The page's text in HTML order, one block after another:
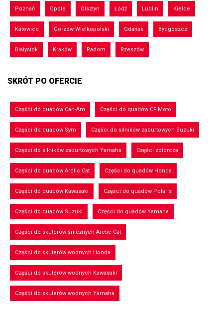
Poznań Opole Olsztyn Łódź Lublin Kielce
Katowice Gorzów Wielkopolski Gdańsk Bydgoszcz
Białystok Kraków Radom Rzeszów
SKRÓT PO OFERCIE
Części do quadów Can-Am Części do quadów CF Moto
Części do quadów Sym Części do silników zaburtowych Suzuki
Części do silników zaburtowych Yamaha Części zbiorcza
Części do quadów Arctic Cat Części do quadów Honda
Części do quadów Kawasaki Części do quadów Polaris
Części do quadów Suzuki Części do quadów Yamaha
Części do skuterów śnieżnych Arctic Cat
Części do skuterów wodnych Honda
Części do skuterów wodnych Kawasaki
Części do skuterów wodnych Yamaha